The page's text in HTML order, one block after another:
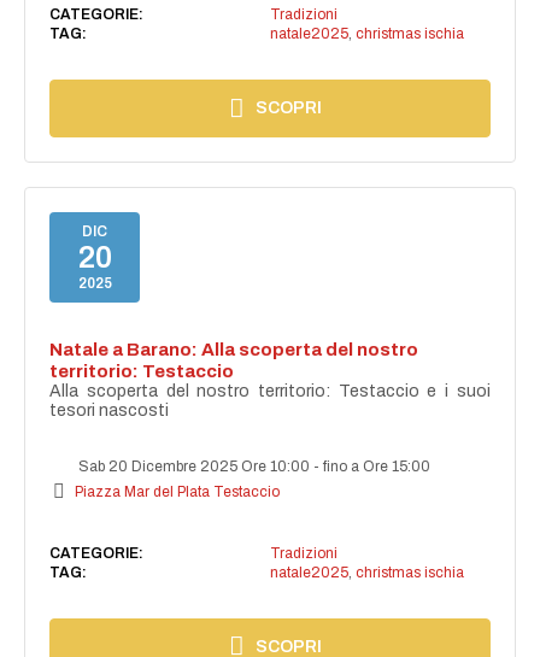
CATEGORIE:
Tradizioni
TAG:
natale2025, christmas ischia
SCOPRI
DIC
20
2025
Natale a Barano: Alla scoperta del nostro
territorio: Testaccio
Alla scoperta del nostro territorio: Testaccio e i suoi
tesori nascosti
Sab 20 Dicembre 2025 Ore 10:00 -fino a Ore 15:00
Piazza Mar del Plata Testaccio
CATEGORIE:
Tradizioni
TAG:
natale2025, christmas ischia
SCOPRI